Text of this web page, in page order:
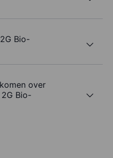
Bio-
over
Bio-